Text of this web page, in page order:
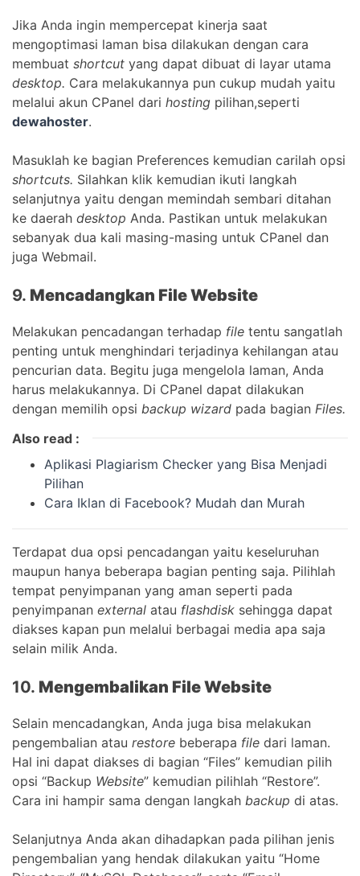
Jika Anda ingin mempercepat kinerja saat
mengoptimasi laman bisa dilakukan dengan cara
membuat shortcut yang dapat dibuat di layar utama
desktop. Cara melakukannya pun cukup mudah yaitu
melalui akun CPanel dari hosting pilihan,seperti
dewahoster.
Masuklah ke bagian Preferences kemudian carilah opsi
shortcuts. Silahkan klik kemudian ikuti langkah
selanjutnya yaitu dengan memindah sembari ditahan
ke daerah desktop Anda. Pastikan untuk melakukan
sebanyak dua kali masing-masing untuk CPanel dan
juga Webmail.
9. Mencadangkan File Website
Melakukan pencadangan terhadap file tentu sangatlah
penting untuk menghindari terjadinya kehilangan atau
pencurian data. Begitu juga mengelola laman, Anda
harus melakukannya. Di CPanel dapat dilakukan
dengan memilih opsi backup wizard pada bagian Files.
Also read :
Aplikasi Plagiarism Checker yang Bisa Menjadi
Pilihan
Cara Iklan di Facebook? Mudah dan Murah
Terdapat dua opsi pencadangan yaitu keseluruhan
maupun hanya beberapa bagian penting saja. Pilihlah
tempat penyimpanan yang aman seperti pada
penyimpanan external atau flashdisk sehingga dapat
diakses kapan pun melalui berbagai media apa saja
selain milik Anda.
10. Mengembalikan File Website
Selain mencadangkan, Anda juga bisa melakukan
pengembalian atau restore beberapa file dari laman.
Hal ini dapat diakses di bagian “Files” kemudian pilih
opsi “Backup Website” kemudian pilihlah “Restore”.
Cara ini hampir sama dengan langkah backup di atas.
Selanjutnya Anda akan dihadapkan pada pilihan jenis
pengembalian yang hendak dilakukan yaitu “Home